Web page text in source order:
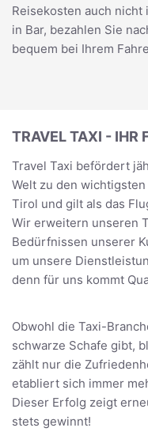
Reisekosten auch
in Bar, bezahlen Sie
bequem bei Ihrem
TRAVEL TAXI - IHR
Travel Taxi befördert
Welt zu den
Tirol und gilt als das
Wir erweitern unseren
Bedürfnissen unserer
um unsere
denn für uns kommt
Obwohl die Taxi-
schwarze Schafe gibt,
zählt nur die
etabliert sich immer
Dieser Erfolg zeigt
stets gewinnt!